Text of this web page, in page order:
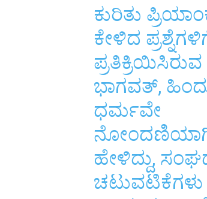
ಕುರಿತು
ಕೇಳಿದ
ಭಾಗವತ್,
ಧರ್ಮವೇ
ಹೇಳಿದ್ದು,
ಚಟುವಟಿಕೆಗಳು